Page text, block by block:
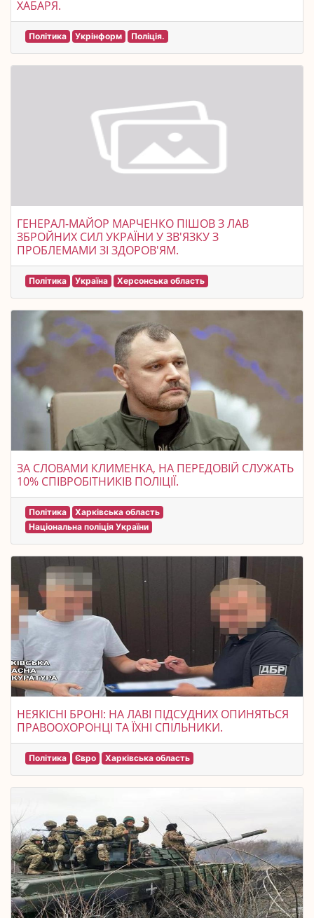
ХАБАРЯ.
Політика Укрінформ Поліція.
ГЕНЕРАЛ-МАЙОР МАРЧЕНКО ПІШОВ З ЛАВ
ЗБРОЙНИХ СИЛ УКРАЇНИ У ЗВ'ЯЗКУ З
ПРОБЛЕМАМИ ЗІ ЗДОРОВ'ЯМ.
Політика Україна Херсонська область
ЗА СЛОВАМИ КЛИМЕНКА, НА ПЕРЕДОВІЙ СЛУЖАТЬ
10% СПІВРОБІТНИКІВ ПОЛІЦІЇ.
Політика
Харківська область
Національна поліція України
НЕЯКІСНІ БРОНІ: НА ЛАВІ ПІДСУДНИХ ОПИНЯТЬСЯ
ПРАВООХОРОНЦІ ТА ЇХНІ СПІЛЬНИКИ.
Політика Євро Харківська область